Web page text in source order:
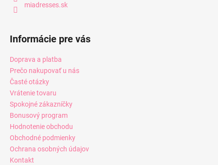
miadresses.sk
Informácie pre vás
Doprava a platba
Prečo nakupovať u nás
Časté otázky
Vrátenie tovaru
Spokojné zákazníčky
Bonusový program
Hodnotenie obchodu
Obchodné podmienky
Ochrana osobných údajov
Kontakt